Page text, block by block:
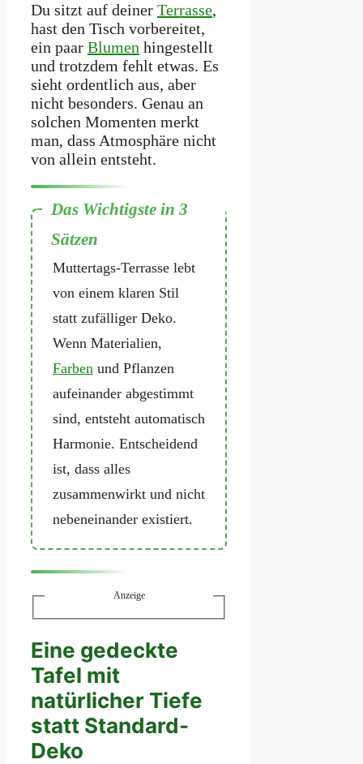
Du sitzt auf deiner Terrasse,
hast den Tisch vorbereitet,
ein paar Blumen hingestellt
und trotzdem fehlt etwas. Es
sieht ordentlich aus, aber
nicht besonders. Genau an
solchen Momenten merkt
man, dass Atmosphäre nicht
von allein entsteht.
Eine gelungene
Muttertags-Terrasse lebt
von einem klaren Stil
statt zufälliger Deko.
Wenn Materialien,
Farben und Pflanzen
aufeinander abgestimmt
sind, entsteht automatisch
Harmonie. Entscheidend
ist, dass alles
zusammenwirkt und nicht
nebeneinander existiert.
Anzeige
Eine gedeckte
Tafel mit
natürlicher Tiefe
statt Standard-
Deko